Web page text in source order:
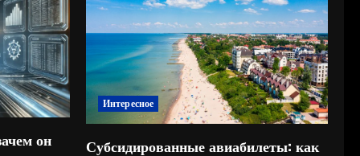
он
Интересное
Субсидированные авиабилеты: как